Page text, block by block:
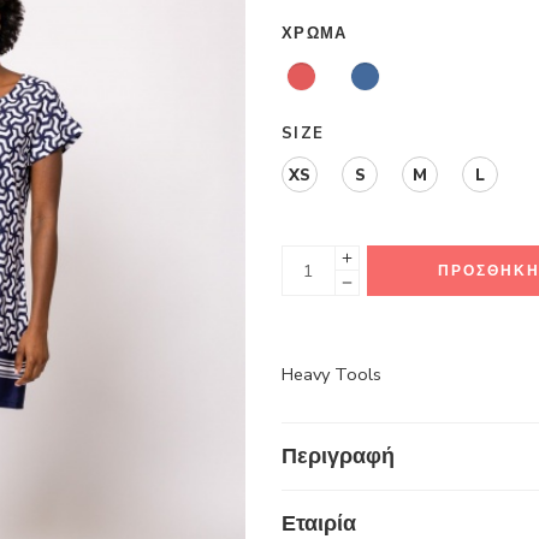
ΧΡΏΜΑ
SIZE
XS
S M L
Heavy Tools
Περιγραφή
Εταιρία